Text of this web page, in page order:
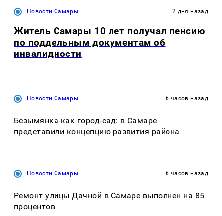
Новости Самары 2 дня назад
Житель Самары 10 лет получал пенсию
по поддельным документам об
инвалидности
Новости Самары 6 часов назад
Безымянка как город-сад: в Самаре
представили концепцию развития района
Новости Самары 6 часов назад
Ремонт улицы Дачной в Самаре выполнен на 85
процентов